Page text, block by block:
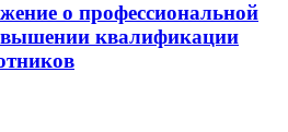
о профессиональной
квалификации